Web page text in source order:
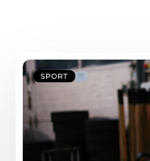
SPORT